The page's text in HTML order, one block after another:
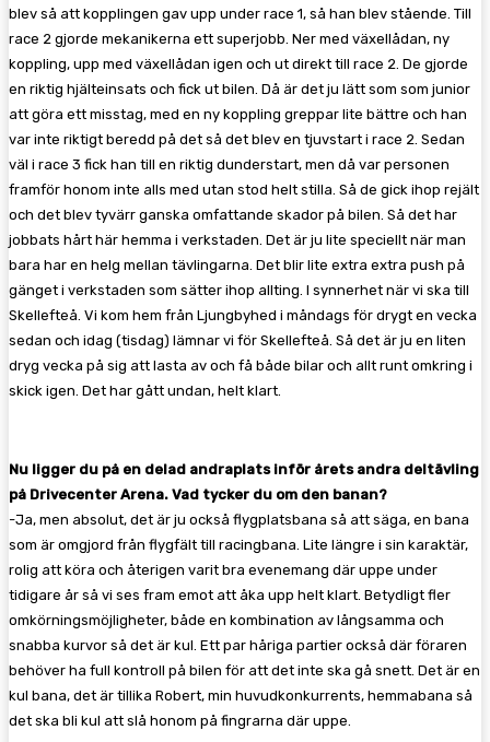
blev så att kopplingen gav upp under race 1, så han blev stående. Till
race 2 gjorde mekanikerna ett superjobb. Ner med växellådan, ny
koppling, upp med växellådan igen och ut direkt till race 2. De gjorde
en riktig hjälteinsats och fick ut bilen. Då är det ju lätt som som junior
att göra ett misstag, med en ny koppling greppar lite bättre och han
var inte riktigt beredd på det så det blev en tjuvstart i race 2. Sedan
väl i race 3 fick han till en riktig dunderstart, men då var personen
framför honom inte alls med utan stod helt stilla. Så de gick ihop rejält
och det blev tyvärr ganska omfattande skador på bilen. Så det har
jobbats hårt här hemma i verkstaden. Det är ju lite speciellt när man
bara har en helg mellan tävlingarna. Det blir lite extra extra push på
gänget i verkstaden som sätter ihop allting. I synnerhet när vi ska till
Skellefteå. Vi kom hem från Ljungbyhed i måndags för drygt en vecka
sedan och idag (tisdag) lämnar vi för Skellefteå. Så det är ju en liten
dryg vecka på sig att lasta av och få både bilar och allt runt omkring i
skick igen. Det har gått undan, helt klart.
Nu ligger du på en delad andraplats inför årets andra deltävling
på Drivecenter Arena. Vad tycker du om den banan?
-Ja, men absolut, det är ju också flygplatsbana så att säga, en bana
som är omgjord från flygfält till racingbana. Lite längre i sin karaktär,
rolig att köra och återigen varit bra evenemang där uppe under
tidigare år så vi ses fram emot att åka upp helt klart. Betydligt fler
omkörningsmöjligheter, både en kombination av långsamma och
snabba kurvor så det är kul. Ett par håriga partier också där föraren
behöver ha full kontroll på bilen för att det inte ska gå snett. Det är en
kul bana, det är tillika Robert, min huvudkonkurrents, hemmabana så
det ska bli kul att slå honom på fingrarna där uppe.